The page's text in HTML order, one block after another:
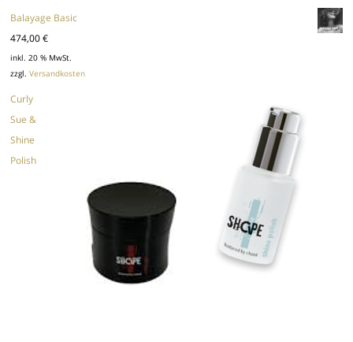
Balayage Basic
474,00€
inkl. 20 % MwSt.
zzgl.Versandkosten
Curly
Sue &
Shine
Polish